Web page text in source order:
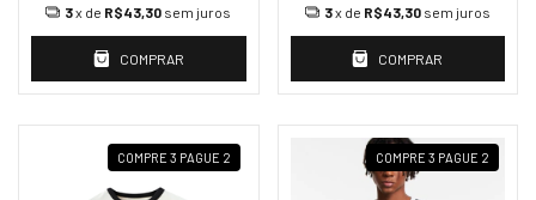
3x de R$43,30 sem juros
COMPRAR
3x de R$43,30 sem juros
COMPRAR
COMPRE 3 PAGUE 2 COMPRE 3 PAGUE 2